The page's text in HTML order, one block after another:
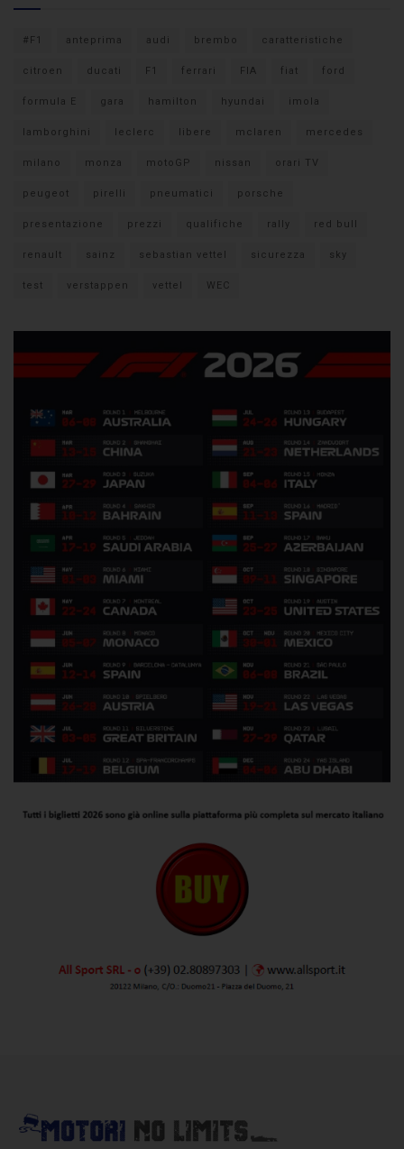
#F1 anteprima audi brembo caratteristiche
citroen ducati F1 ferrari FIA fiat ford
formula E gara hamilton hyundai imola
lamborghini leclerc libere mclaren mercedes
milano monza motoGP nissan orari TV
peugeot pirelli pneumatici porsche
presentazione prezzi qualifiche rally red bull
renault sainz sebastian vettel sicurezza sky
test verstappen vettel WEC